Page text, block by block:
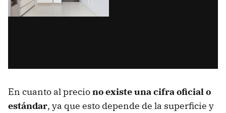
En cuanto al preciono existe una cifra oficial o
estándar, ya que esto depende de la superficie y